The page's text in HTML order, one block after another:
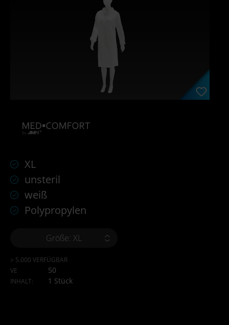
XL
unsteril
weiß
Polypropylen
Größe: XL
> 5.000 VERFÜGBAR
VE
50
INHALT: 1 Stück